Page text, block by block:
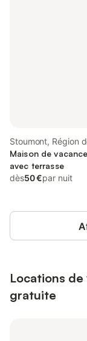
Stoumont, Région
Maison de
avec terrasse
dès50 €par nuit
Locations
gratuite